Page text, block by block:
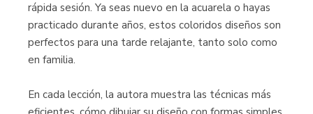
rápida sesión. Ya seas nuevo en la acuarela o hayas
practicado durante años, estos coloridos diseños son
perfectos para una tarde relajante, tanto solo como
en familia.
En cada lección, la autora muestra las técnicas más